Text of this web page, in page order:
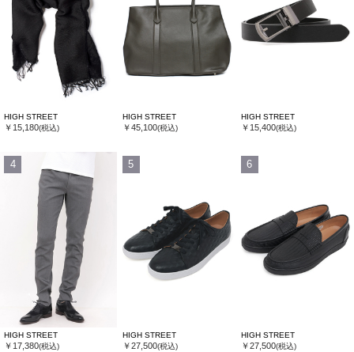
HIGH STREET
￥15,180(税込)
HIGH STREET
￥45,100(税込)
HIGH STREET
￥15,400(税込)
4
HIGH STREET
￥17,380(税込)
5
HIGH STREET
￥27,500(税込)
6
HIGH STREET
￥27,500(税込)